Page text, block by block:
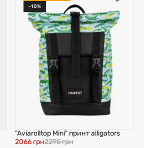
-10%
"Aviarolltop Mini" принт alligators
2066 грн2295 грн